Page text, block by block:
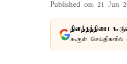
Published on: 21 Jun
தினத்தந்தியை
கூகுள்